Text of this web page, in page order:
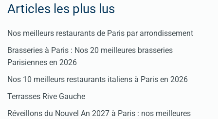
Articles les plus lus
Nos meilleurs restaurants de Paris par arrondissement
Brasseries à Paris : Nos 20 meilleures brasseries
Parisiennes en 2026
Nos 10 meilleurs restaurants italiens à Paris en 2026
Terrasses Rive Gauche
Réveillons du Nouvel An 2027 à Paris : nos meilleures